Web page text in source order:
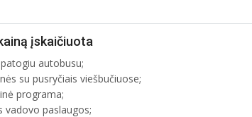
įskaičiuota
autobusu;
su pusryčiais viešbučiuose;
programa;
vadovo paslaugos;